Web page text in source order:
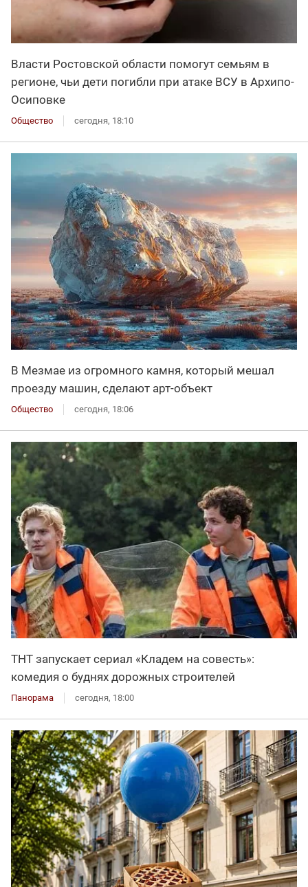
Власти Ростовской области помогут семьям в
регионе, чьи дети погибли при атаке ВСУ в Архипо-
Осиповке
Общество сегодня, 18:10
В Мезмае из огромного камня, который мешал
проезду машин, сделают арт-объект
Общество сегодня, 18:06
ТНТ запускает сериал «Кладем на совесть»:
комедия о буднях дорожных строителей
Панорама сегодня, 18:00